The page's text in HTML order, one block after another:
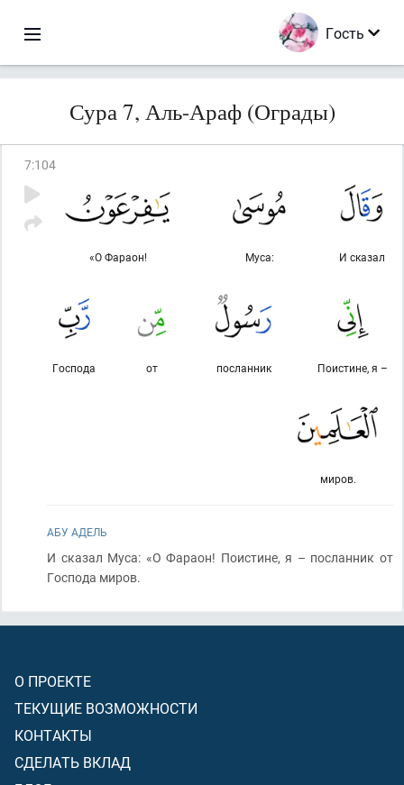
Гость
Сура 7, Аль-Араф (Ограды)
7:104
И сказал
Муса:
«О Фараон!
Поистине, я –
посланник
от
Господа
миров.
АБУ АДЕЛЬ
И сказал Муса: «О Фараон! Поистине, я – посланник от
Господа миров.
О ПРОЕКТЕ
ТЕКУЩИЕ ВОЗМОЖНОСТИ
КОНТАКТЫ
СДЕЛАТЬ ВКЛАД